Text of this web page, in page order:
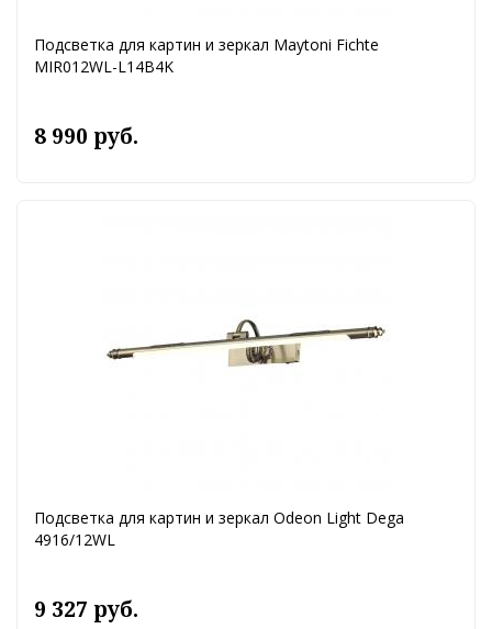
Подсветка для картин и зеркал Maytoni Fichte
MIR012WL-L14B4K
8 990 руб.
Подсветка для картин и зеркал Odeon Light Dega
4916/12WL
9 327 руб.